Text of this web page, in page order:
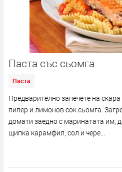
Паста със сьомга
Паста
Предварително запечете на
пипер и лимонов сок сьомга.
домати заедно с маринатата им,
щипка карамфил, сол и чере...